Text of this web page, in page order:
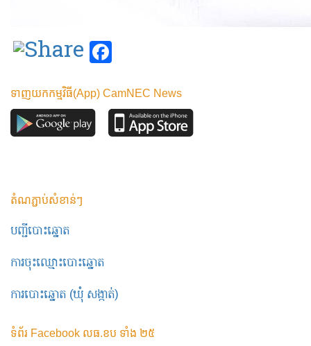
ទាញយកកម្មវិធី(App) CamNEC News
តំណភ្ជាប់សំខាន់ៗ
បញ្ជីបោះឆ្នោត
ការចុះឈ្មោះបោះឆ្នោត
ការបោះឆ្នោត (ឃុំ សង្កាត់)
ទំព័រ Facebook លធ.ខប ទាំង ២៥